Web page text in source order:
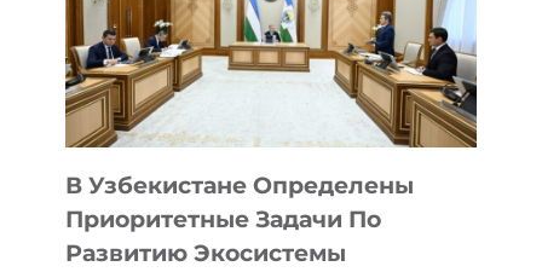
В Узбекистане Определены
Приоритетные Задачи По
Развитию Экосистемы